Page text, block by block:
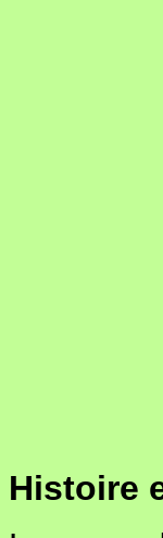
Histoire